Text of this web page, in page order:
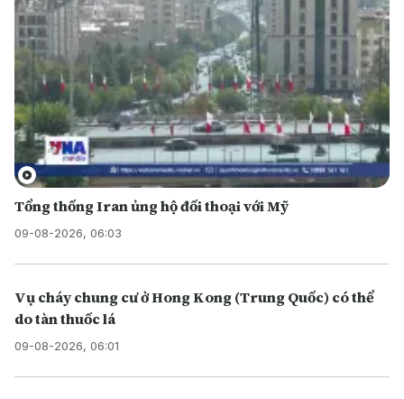
Tổng thống Iran ủng hộ đối thoại với Mỹ
09-08-2026, 06:03
Vụ cháy chung cư ở Hong Kong (Trung Quốc) có thể
do tàn thuốc lá
09-08-2026, 06:01